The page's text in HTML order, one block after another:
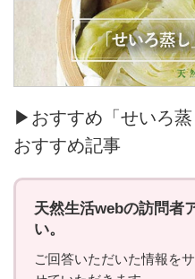
▶おすすめ「せいろ
おすすめ記事